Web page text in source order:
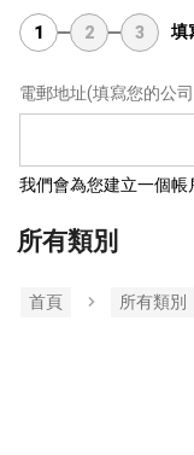
1 2 3 填
電郵地址(填寫您的公
我們會為您建立一個帳
所有類別
首頁 所有類別